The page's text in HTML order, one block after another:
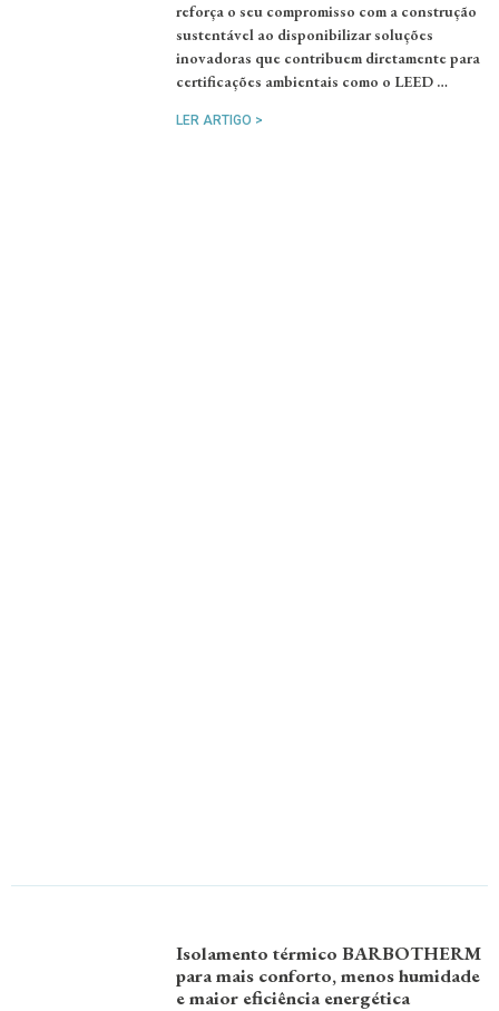
reforça o seu compromisso com a construção
sustentável ao disponibilizar soluções
inovadoras que contribuem diretamente para
certificações ambientais como o LEED …
LER ARTIGO >
Isolamento térmico BARBOTHERM
para mais conforto, menos humidade
e maior eficiência energética